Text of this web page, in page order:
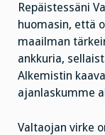
Repäistessäni
huomasin, että
maailman
ankkuria,
Alkemistin
ajanlaskumme
Valtaojan virke